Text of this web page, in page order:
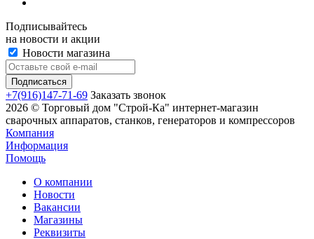
Подписывайтесь
на новости и акции
Новости магазина
+7(916)147-71-69 Заказать звонок
2026 © Торговый дом "Строй-Ка" интернет-магазин
сварочных аппаратов, станков, генераторов и компрессоров
Компания
Информация
Помощь
О компании
Новости
Вакансии
Магазины
Реквизиты